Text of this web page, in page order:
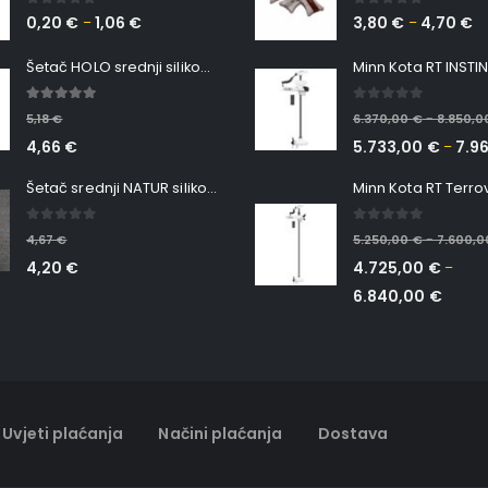
0 out of 5
0,20 € –1,06 €
Šetač HOLO srednji silikonska Ribica Belgrade Walker
5,18€
4,66 €
Šetač srednji NATUR silikonska ribica Belgrade Walker
4,67€
4,20 €
0 out of 5
3,80 € – 4,70 €
6.370,00€–
5.733,00 €–
5.250,00€–
4.725,00 €–
6.840,00 €
Uvjeti plaćanja Načini plaćanja Dostava